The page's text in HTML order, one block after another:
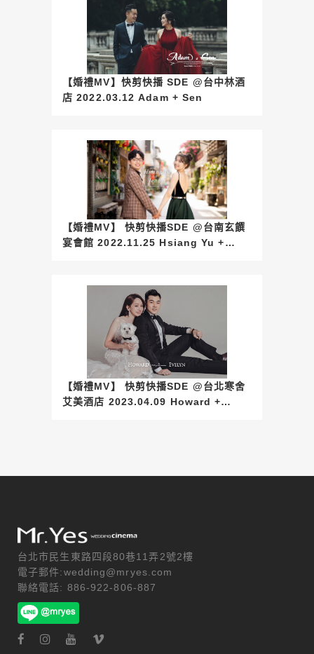
【婚禮MV】快剪快播 SDE @台中林酒
店 2022.03.12 Adam + Sen
【婚禮MV】 快剪快播SDE @台南玄饌
宴會館 2022.11.25 Hsiang Yu +
【婚禮MV】 快剪快播SDE @台北寒舍
艾美酒店 2023.04.09 Howard +
台北市民生東路四段80巷11弄2號2樓
電子郵件:wedding@mryes.com
聯絡電話: 886-922-806-887